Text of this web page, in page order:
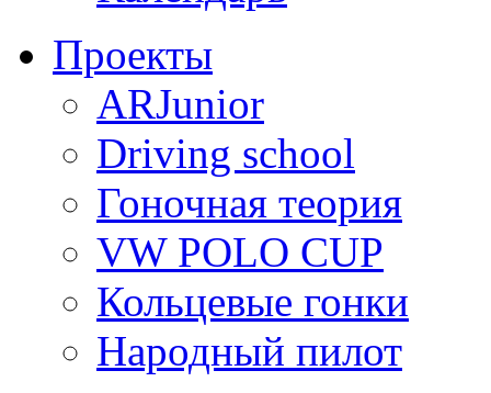
Проекты
ARJunior
Driving school
Гоночная теория
VW POLO CUP
Кольцевые гонки
Народный пилот